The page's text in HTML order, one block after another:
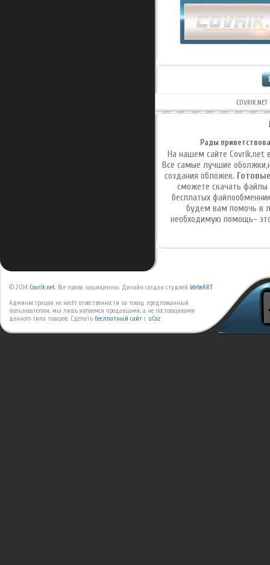
1
Рады
На нашем сайте Covrik.net
Все самые лучшие
создания обложек.
сможете скачать файлы
бесплатых
будем вам помочь в
необходимую помощь-
© 2014 Covrik.net. Все права защищенны. Дизайн создан студией WebeART
Администрация не несёт отвественности за товар, предложанный
пользователям, мы лишь являемся продавцами, а не постовщиками
данного типа товаров. Сделать бесплатный сайт с uCoz